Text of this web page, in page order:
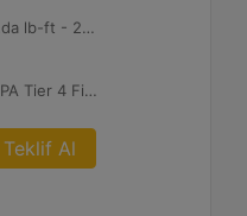
1540 1.400 dev/dk.da lb-ft - 2088 1.400 dev/dk.da Nm
EU Stage V, U.S. EPA Tier 4 Final, Korea Stage V, Japan 2014 (Tier 4 Final) ve China Nonroad IV
Teklif Al